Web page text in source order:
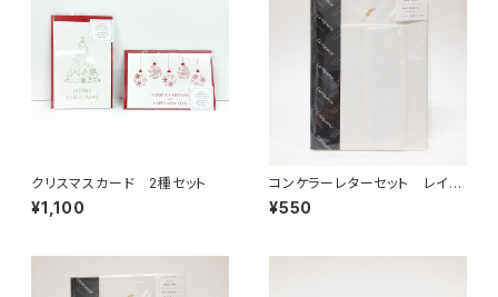
クリスマスカード 2種セット
¥1,100
コンケラーレターセット レイド
N
¥550